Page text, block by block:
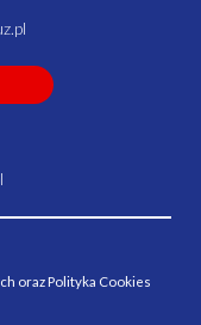
oraz Polityka Cookies